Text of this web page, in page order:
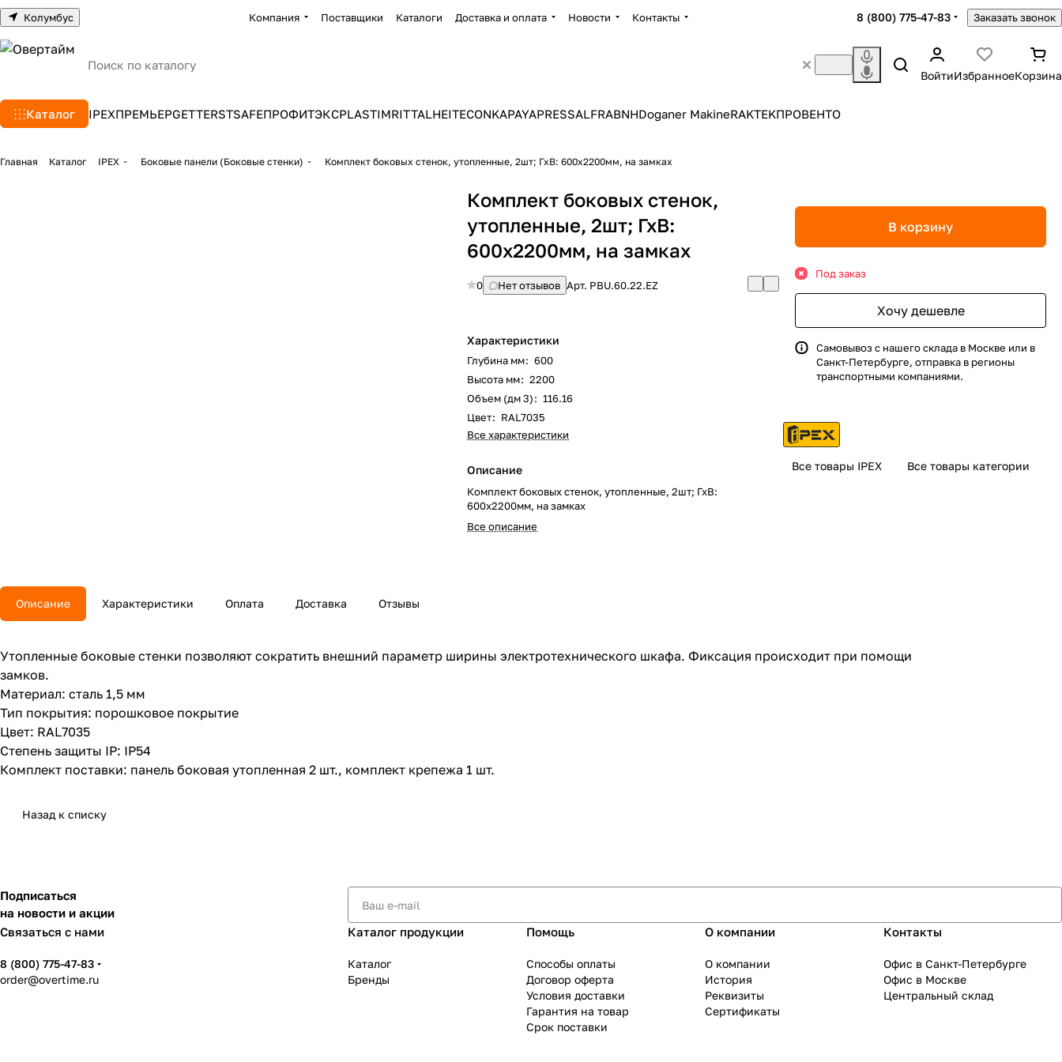
Колумбус Компания Поставщики Каталоги Доставка и оплата Новости Контакты 8 (800) 775-47-83 Заказать звонок
ВойтиИзбранноеКорзина
Каталог IPEXПРЕМЬЕРGETTERSTSAFEПРОФИТЭКСPLASTIMRITTALHEITECONKAPAYAPRESSALFRABNHDoganer MakineRAKTEKПРОВЕНТО
Главная Каталог IPEX Боковые панели (Боковые стенки) Комплект боковых стенок, утопленные, 2шт; ГхВ: 600х2200мм, на замках
Комплект боковых стенок,
утопленные, 2шт; ГхВ:
600х2200мм, на замках
0 Нет отзывов Арт. PBU.60.22.EZ
Характеристики
Глубина мм: 600
Высота мм: 2200
Объем (дм 3): 116.16
Цвет: RAL7035
Все характеристики
Описание
Комплект боковых стенок, утопленные, 2шт; ГхВ:
600х2200мм, на замках
Все описание
В корзину
Под заказ
Хочу дешевле
Самовывоз с нашего склада в Москве или в
Санкт-Петербурге, отправка в регионы
транспортными компаниями.
Все товары IPEX Все товары категории
Описание Характеристики Оплата Доставка Отзывы
Утопленные боковые стенки позволяют сократить внешний параметр ширины электротехнического шкафа. Фиксация происходит при помощи
замков.
Материал: сталь 1,5 мм
Тип покрытия: порошковое покрытие
Цвет: RAL7035
Степень защиты IP: IP54
Комплект поставки: панель боковая утопленная 2 шт., комплект крепежа 1 шт.
Назад к списку
Подписаться
на новости и акции
Связаться с нами
8 (800) 775-47-83
order@overtime.ru
Каталог продукции
Каталог
Бренды
Помощь
Способы оплаты
Договор оферта
Условия доставки
Гарантия на товар
Срок поставки
О компании
О компании
История
Реквизиты
Сертификаты
Контакты
Офис в Санкт-Петербурге
Офис в Москве
Центральный склад